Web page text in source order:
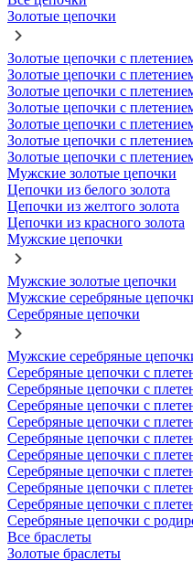
Золотые цепочки
Золотые цепочки с
Золотые цепочки с
Золотые цепочки с
Золотые цепочки с
Золотые цепочки с
Золотые цепочки с
Золотые цепочки с
Мужские золотые цепочки
Цепочки из белого золота
Цепочки из желтого золота
Цепочки из красного золота
Мужские цепочки
Мужские золотые цепочки
Мужские серебряные
Серебряные цепочки
Мужские серебряные
Серебряные цепочки с
Серебряные цепочки с
Серебряные цепочки с
Серебряные цепочки с
Серебряные цепочки с
Серебряные цепочки с
Серебряные цепочки с
Серебряные цепочки с
Серебряные цепочки с
Серебряные цепочки с
Все браслеты
Золотые браслеты